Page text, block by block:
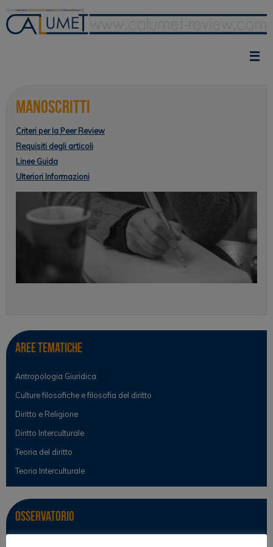
contenuto
Manoscritti
Criteri per la Peer Review
Requisiti degli articoli
Linee Guida
Ulteriori Informazioni
Aree tematiche
Antropologia Giuridica
Culture filosofiche e filosofia del diritto
Diritto e Religione
Diritto Interculturale
Teoria del diritto
Teoria Interculturale
Osservatorio